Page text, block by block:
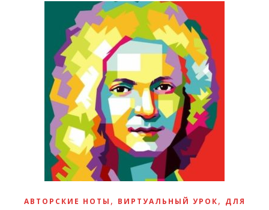
АВТОРСКИЕ НОТЫ , ВИРТУАЛЬНЫЙ УРОК, ДЛЯ